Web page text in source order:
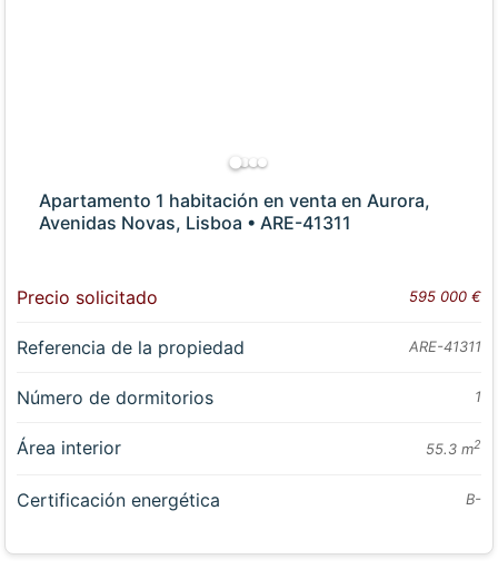
Apartamento 1 habitación en venta en Aurora,
Avenidas Novas, Lisboa • ARE-41311
Precio solicitado 595 000 €
Referencia de la propiedad ARE-41311
Número de dormitorios 1
Área interior 55.3 m2
Certificación energética B-